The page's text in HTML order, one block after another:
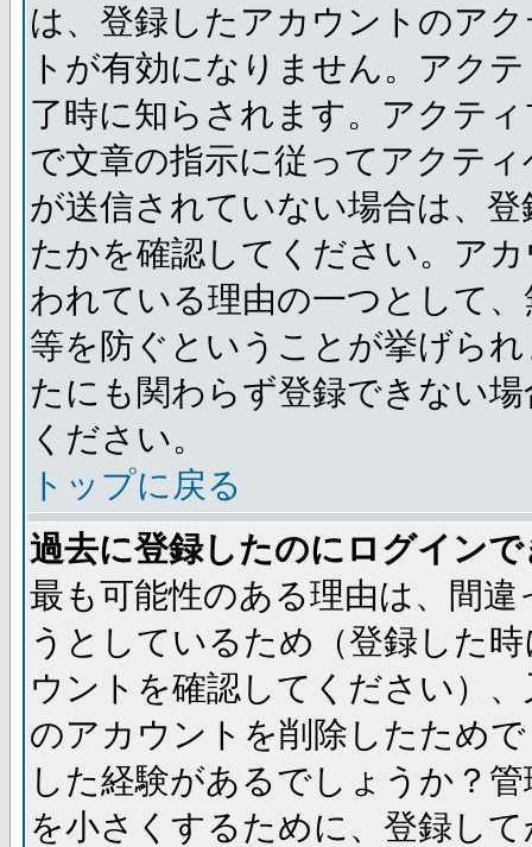
は、登録したアカウントのア
トが有効になりません。アク
了時に知らされます。アクテ
で文章の指示に従ってアクテ
が送信されていない場合は、
たかを確認してください。ア
われている理由の一つとして
等を防ぐということが挙げら
たにも関わらず登録できない
ください。
トップに戻る
過去に登録したのにログイン
最も可能性のある理由は、間
うとしているため（登録した
ウントを確認してください）
のアカウントを削除したため
した経験があるでしょうか？
を小さくするために、登録し